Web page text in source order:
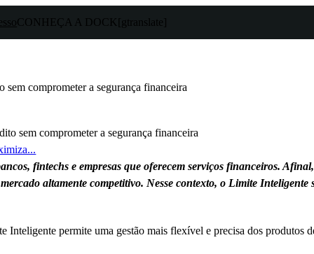
CONHEÇA A DOCK [gtranslate]
comprometer a segurança financeira
fintechs e empresas que oferecem serviços financeiros.
altamente competitivo. Nesse contexto, o Limite
Inteligente permite uma gestão mais flexível e precisa dos produtos